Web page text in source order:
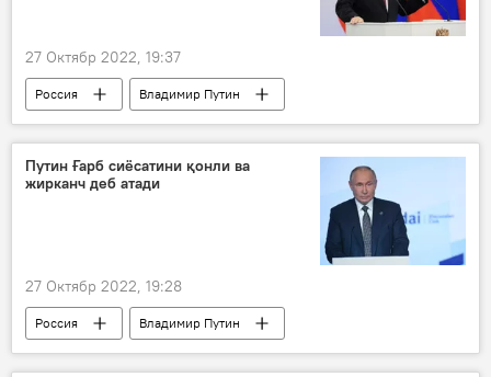
27 Октябр 2022, 19:37
Россия Владимир Путин
Путин Ғарб сиёсатини қонли ва
жирканч деб атади
27 Октябр 2022, 19:28
Россия Владимир Путин